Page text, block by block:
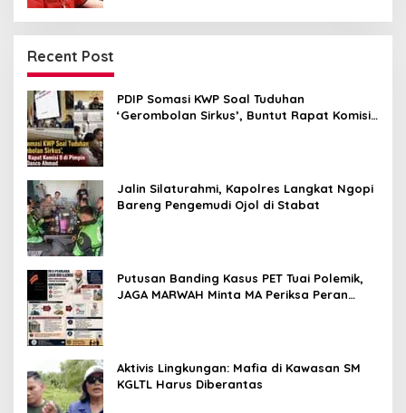
Recent Post
PDIP Somasi KWP Soal Tuduhan
‘Gerombolan Sirkus’, Buntut Rapat Komisi
Jalin Silaturahmi, Kapolres Langkat Ngopi
Bareng Pengemudi Ojol di Stabat
Putusan Banding Kasus PET Tuai Polemik,
JAGA MARWAH Minta MA Periksa Peran
Aktivis Lingkungan: Mafia di Kawasan SM
KGLTL Harus Diberantas